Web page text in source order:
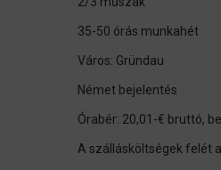
35-50 órás munkahét
Város: Gründau
Német bejelentés
Órabér: 20,01-€ bruttó,
A szállásköltségek felét